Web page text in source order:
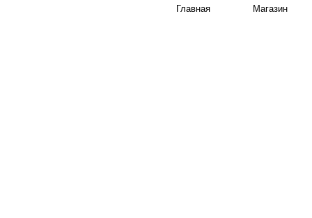
Главная Магазин